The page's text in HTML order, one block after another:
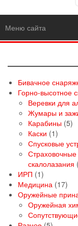
Меню сайта
Бивачное
Горно-высотное
Веревки для
Жумары и
Карабины 55
Каски 11
товар
Спусковые
скалолазания
ИРП 11
товар
Медицина 1717
Оружейные
Оружейная